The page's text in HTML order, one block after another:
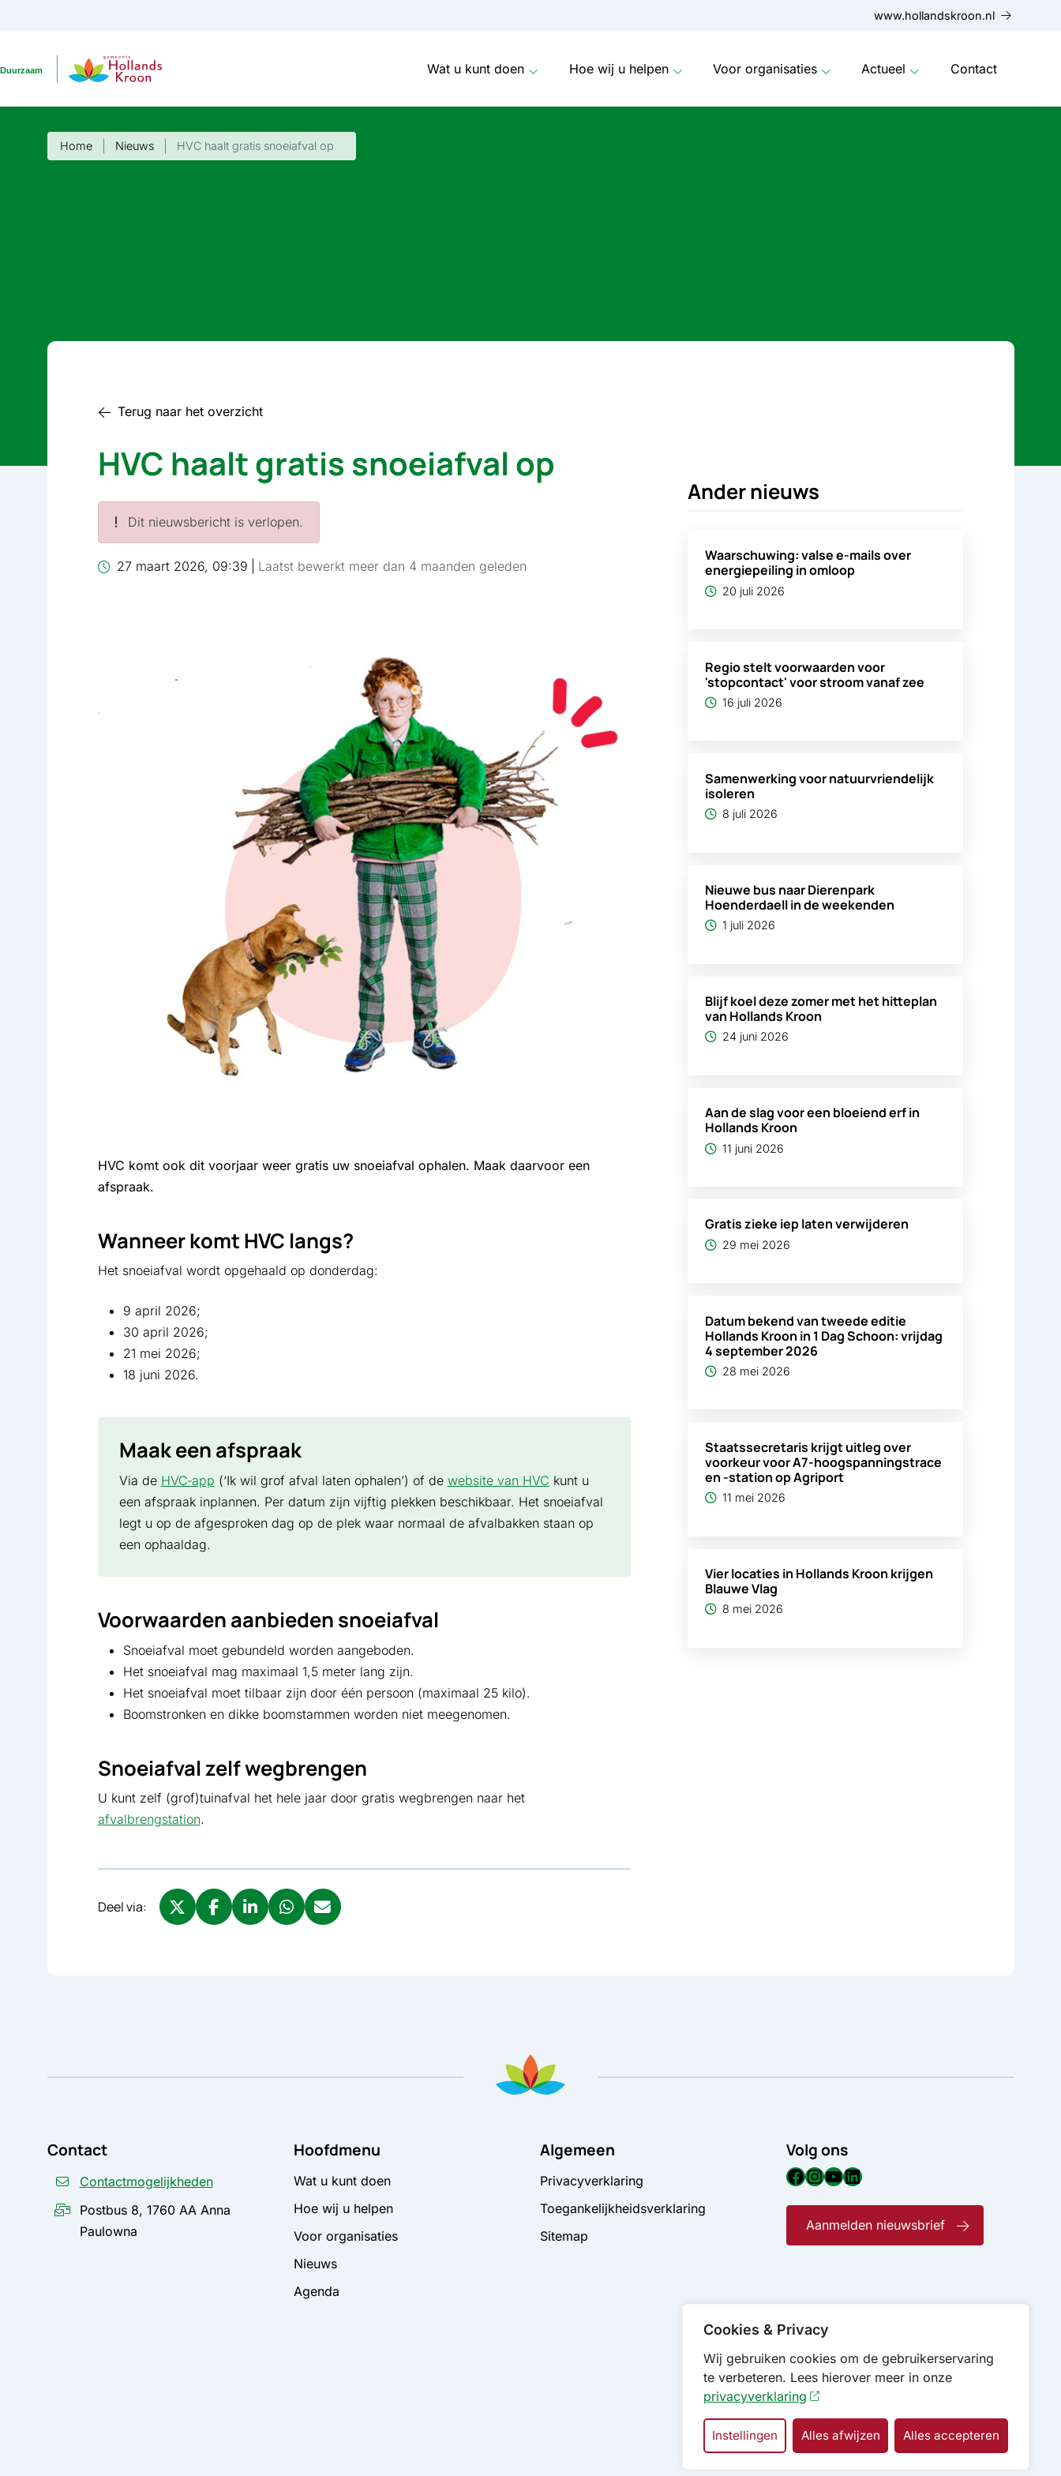
Cookies & Privacy
Wij gebruiken cookies om de gebruikerservaring
te verbeteren. Lees hierover meer in onze
privacyverklaring
Instellingen Alles afwijzen Alles accepteren
www.hollandskroon.nl
Wat u kunt doen Hoe wij u helpen Voor organisaties Actueel Contact
Home Nieuws HVC haalt gratis snoeiafval op
Terug naar het overzicht
HVC haalt gratis snoeiafval op
Dit nieuwsbericht is verlopen.
27 maart 2026, 09:39 Laatst bewerkt meer dan 4 maanden geleden
HVC komt ook dit voorjaar weer gratis uw snoeiafval ophalen. Maak daarvoor een
afspraak.
Wanneer komt HVC langs?
Het snoeiafval wordt opgehaald op donderdag:
9 april 2026;
30 april 2026;
21 mei 2026;
18 juni 2026.
Maak een afspraak
Via de HVC‑app (‘Ik wil grof afval laten ophalen’) of de website van HVC kunt u
een afspraak inplannen. Per datum zijn vijftig plekken beschikbaar. Het snoeiafval
legt u op de afgesproken dag op de plek waar normaal de afvalbakken staan op
een ophaaldag.
Voorwaarden aanbieden snoeiafval
Snoeiafval moet gebundeld worden aangeboden.
Het snoeiafval mag maximaal 1,5 meter lang zijn.
Het snoeiafval moet tilbaar zijn door één persoon (maximaal 25 kilo).
Boomstronken en dikke boomstammen worden niet meegenomen.
Snoeiafval zelf wegbrengen
U kunt zelf (grof)tuinafval het hele jaar door gratis wegbrengen naar het
afvalbrengstation.
Deel via:
Ander nieuws
Waarschuwing: valse e-mails over
energiepeiling in omloop
20 juli 2026
Regio stelt voorwaarden voor
'stopcontact' voor stroom vanaf zee
16 juli 2026
Samenwerking voor natuurvriendelijk
isoleren
8 juli 2026
Nieuwe bus naar Dierenpark
Hoenderdaell in de weekenden
1 juli 2026
Blijf koel deze zomer met het hitteplan
van Hollands Kroon
24 juni 2026
Aan de slag voor een bloeiend erf in
Hollands Kroon
11 juni 2026
Gratis zieke iep laten verwijderen
29 mei 2026
Datum bekend van tweede editie
Hollands Kroon in 1 Dag Schoon: vrijdag
4 september 2026
28 mei 2026
Staatssecretaris krijgt uitleg over
voorkeur voor A7-hoogspanningstrace
en -station op Agriport
11 mei 2026
Vier locaties in Hollands Kroon krijgen
Blauwe Vlag
8 mei 2026
Contact
Contactmogelijkheden
Postbus 8, 1760 AA Anna
Paulowna
Hoofdmenu
Wat u kunt doen
Hoe wij u helpen
Voor organisaties
Nieuws
Agenda
Algemeen
Privacyverklaring
Toegankelijkheidsverklaring
Sitemap
Volg ons
Facebook
Instagram
YouTube
LinkedIn
Aanmelden nieuwsbrief